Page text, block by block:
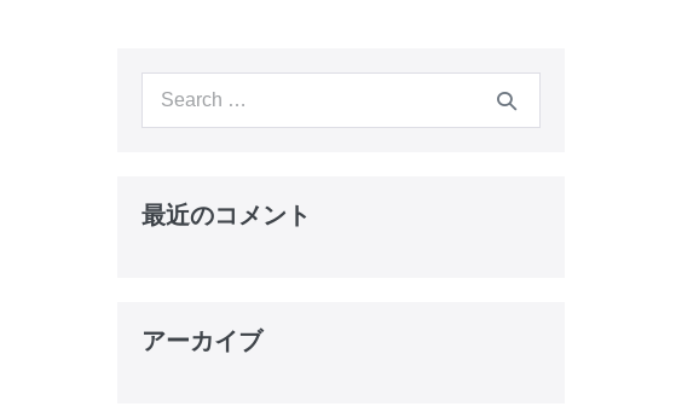
最近のコメント
アーカイブ